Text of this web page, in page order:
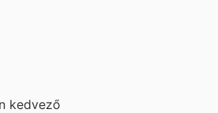
kedvező